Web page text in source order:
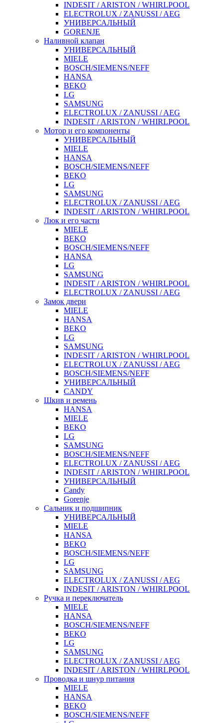
INDESIT / ARISTON / WHIRLPOOL
ELECTROLUX / ZANUSSI / AEG
УНИВЕРСАЛЬНЫЙ
GORENJE
Наливной клапан
УНИВЕРСАЛЬНЫЙ
MIELE
BOSCH/SIEMENS/NEFF
HANSA
BEKO
LG
SAMSUNG
ELECTROLUX / ZANUSSI / AEG
INDESIT / ARISTON / WHIRLPOOL
Мотор и его компоненты
УНИВЕРСАЛЬНЫЙ
MIELE
HANSA
BOSCH/SIEMENS/NEFF
BEKO
LG
SAMSUNG
ELECTROLUX / ZANUSSI / AEG
INDESIT / ARISTON / WHIRLPOOL
Люк и его части
MIELE
BEKO
BOSCH/SIEMENS/NEFF
HANSA
LG
SAMSUNG
INDESIT / ARISTON / WHIRLPOOL
ELECTROLUX / ZANUSSI / AEG
Замок двери
MIELE
HANSA
BEKO
LG
SAMSUNG
INDESIT / ARISTON / WHIRLPOOL
ELECTROLUX / ZANUSSI / AEG
BOSCH/SIEMENS/NEFF
УНИВЕРСАЛЬНЫЙ
CANDY
Шкив и ремень
HANSA
MIELE
BEKO
LG
SAMSUNG
BOSCH/SIEMENS/NEFF
ELECTROLUX / ZANUSSI / AEG
INDESIT / ARISTON / WHIRLPOOL
УНИВЕРСАЛЬНЫЙ
Candy
Gorenje
Сальник и подшипник
УНИВЕРСАЛЬНЫЙ
MIELE
HANSA
BEKO
BOSCH/SIEMENS/NEFF
LG
SAMSUNG
ELECTROLUX / ZANUSSI / AEG
INDESIT / ARISTON / WHIRLPOOL
Ручка и переключатель
MIELE
HANSA
BOSCH/SIEMENS/NEFF
BEKO
LG
SAMSUNG
ELECTROLUX / ZANUSSI / AEG
INDESIT / ARISTON / WHIRLPOOL
Проводка и шнур питания
MIELE
HANSA
BEKO
BOSCH/SIEMENS/NEFF